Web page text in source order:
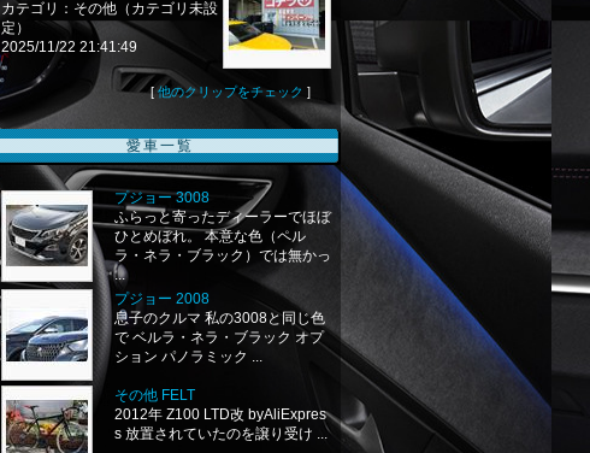
カテゴリ：その他（カテゴリ未設
定）
2025/11/22 21:41:49
[他のクリップをチェック ]
愛車一覧
プジョー 3008
ふらっと寄ったディーラーでほぼ
ひとめぼれ。 本意な色（ペル
ラ・ネラ・ブラック）では無かっ
...
プジョー 2008
息子のクルマ 私の3008と同じ色
で ベルラ・ネラ・ブラック オプ
ション パノラミック ...
その他 FELT
2012年 Z100 LTD改 byAliExpres
s 放置されていたのを譲り受け ...